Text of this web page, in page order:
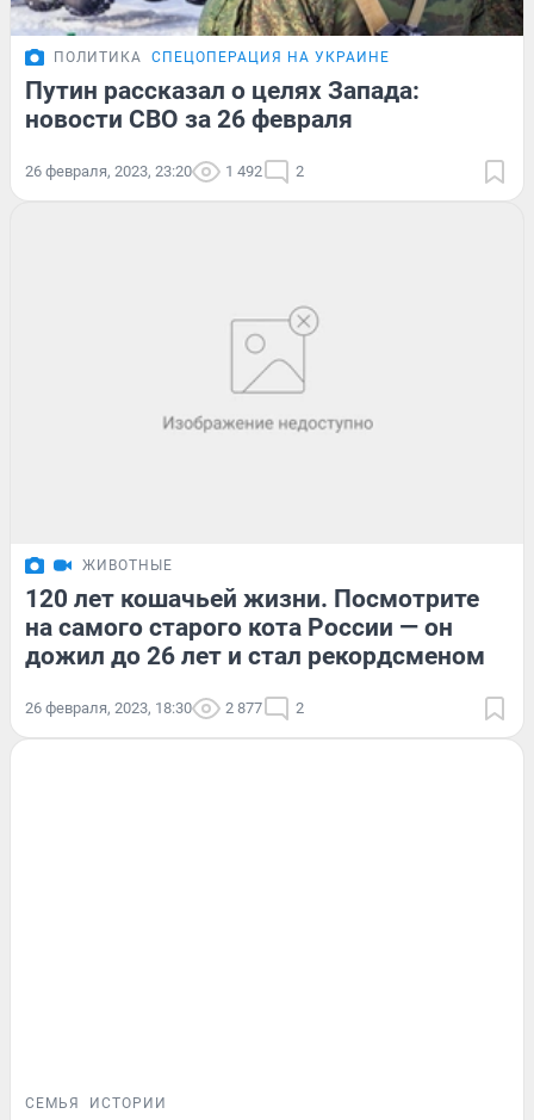
ПОЛИТИКА СПЕЦОПЕРАЦИЯ НА УКРАИНЕ
Путин рассказал о целях Запада:
новости СВО за 26 февраля
26 февраля, 2023, 23:20 1 492 2
ЖИВОТНЫЕ
120 лет кошачьей жизни. Посмотрите
на самого старого кота России — он
дожил до 26 лет и стал рекордсменом
26 февраля, 2023, 18:30 2 877 2
СЕМЬЯ ИСТОРИИ